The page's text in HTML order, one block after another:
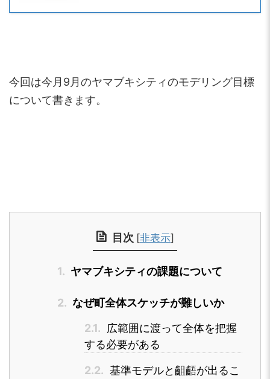
今回は今月9月のヤマブキシティのモデリング目標
について書きます。
目次 [非表示]
1. ヤマブキシティの課題について
2. なぜ町全体スケッチが難しいか
2.1.
広範囲に渡って全体を把握
する必要がある
2.2. 基準モデルと齟齬が出るこ